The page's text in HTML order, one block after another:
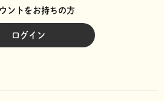
ントをお持ちの方
ログイン